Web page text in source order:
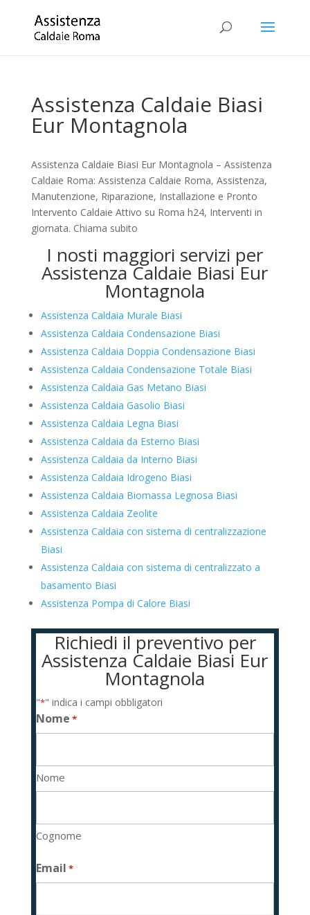
Assistenza Caldaie Biasi
Eur Montagnola
Assistenza Caldaie Biasi Eur Montagnola – Assistenza
Caldaie Roma: Assistenza Caldaie Roma, Assistenza,
Manutenzione, Riparazione, Installazione e Pronto
Intervento Caldaie Attivo su Roma h24, Interventi in
giornata. Chiama subito
I nosti maggiori servizi per
Assistenza Caldaie Biasi Eur
Montagnola
Assistenza Caldaia Murale Biasi
Assistenza Caldaia Condensazione Biasi
Assistenza Caldaia Doppia Condensazione Biasi
Assistenza Caldaia Condensazione Totale Biasi
Assistenza Caldaia Gas Metano Biasi
Assistenza Caldaia Gasolio Biasi
Assistenza Caldaia Legna Biasi
Assistenza Caldaia da Esterno Biasi
Assistenza Caldaia da Interno Biasi
Assistenza Caldaia Idrogeno Biasi
Assistenza Caldaia Biomassa Legnosa Biasi
Assistenza Caldaia Zeolite
Assistenza Caldaia con sistema di centralizzazione
Biasi
Assistenza Caldaia con sistema di centralizzato a
basamento Biasi
Assistenza Pompa di Calore Biasi
Richiedi il preventivo per
Assistenza Caldaie Biasi Eur
Montagnola
"*" indica i campi obbligatori
Nome *
Nome
Cognome
Email *